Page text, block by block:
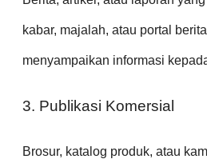
kabar, majalah, atau portal
menyampaikan informasi
3. Publikasi Komersial
Brosur, katalog produk, atau